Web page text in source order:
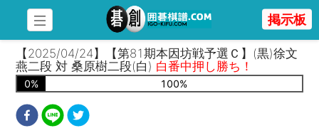
掲示板
【2025/04/24】【第81期本因坊戦予選Ｃ】(黒)徐文
燕二段 対 桑原樹二段(白) 白番中押し勝ち！
0% 100%